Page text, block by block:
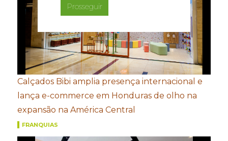
Prosseguir
Calçados Bibi amplia presença internacional e
lança e-commerce em Honduras de olho na
expansão na América Central
FRANQUIAS